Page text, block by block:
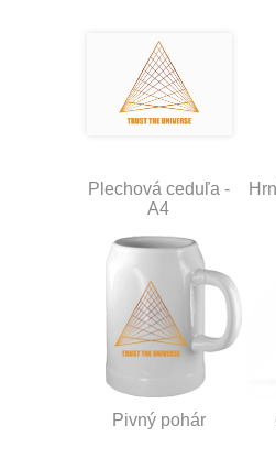
Plechová ceduľa -
A4
Pivný pohár